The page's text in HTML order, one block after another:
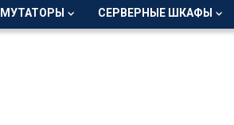
СЕРВЕРНЫЕ ШКАФЫ